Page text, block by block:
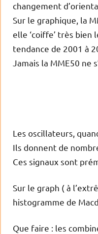
changement
Sur le graphique, la
elle ‘coiffe’ très bien
tendance de 2001 à
Jamais la MME50
Les oscillateurs,
Ils donnent de
Ces signaux sont
Sur le graph ( à
histogramme de
Que faire : les